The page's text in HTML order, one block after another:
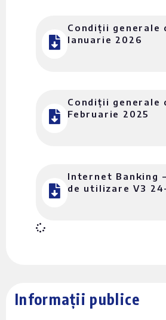
Informații publice
Condiții generale
Ianuarie 2026
Condiții generale
Februarie 2025
Internet Banking
de utilizare V3